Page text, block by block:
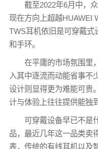
截至2022年6月中，众
现在方向上超越HUAWEI
TWS耳机依旧是可穿戴式
和手环。
在平庸的市场氛围里，
入其中逐流而动能省事不
设计则显得更为难能可贵
计与体验上往往提供能独
可穿戴设备早已不是什
品，最近几年这一品类卖
表，传统的有线耳机以及